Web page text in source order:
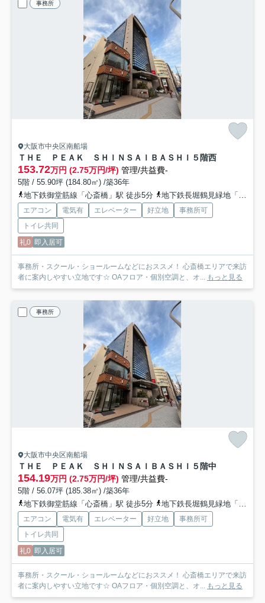
事務所
大阪市中央区南船場
ＴＨＥ ＰＥＡＫ ＳＨＩＮＳＡＩＢＡＳＨＩ ５階西
153.72万円 (2.75万円/坪) 管理/共益費-
5階 / 55.90坪 (184.80㎡) /築36年
地下鉄御堂筋線「心斎橋」駅 徒歩5分
地下鉄長堀鶴見緑地「長堀橋」駅 徒歩6分
エアコン 電気有 エレベーター 好立地
事務所可
トイレ共同
礼0 即入居可
事務所・スクール・ショールームなどにおススメ！ 心斎橋エリアで来訪
者に案内しやすい立地です☆ OAフロア・個別空調と、オ...
もっと見る
事務所
大阪市中央区南船場
ＴＨＥ ＰＥＡＫ ＳＨＩＮＳＡＩＢＡＳＨＩ ５階中
154.19万円 (2.75万円/坪) 管理/共益費-
5階 / 56.07坪 (185.38㎡) /築36年
地下鉄御堂筋線「心斎橋」駅 徒歩5分
地下鉄長堀鶴見緑地「長堀橋」駅 徒歩6分
エアコン 電気有 エレベーター 好立地
事務所可
トイレ共同
礼0 即入居可
事務所・スクール・ショールームなどにおススメ！ 心斎橋エリアで来訪
者に案内しやすい立地です☆ OAフロア・個別空調と、オ...
もっと見る